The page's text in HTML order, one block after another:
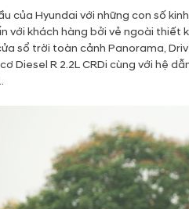
của Hyundai với những con số
với khách hàng bởi vẻ ngoài thiết
sổ trời toàn cảnh Panorama,
Diesel R 2.2L CRDi cùng với hệ